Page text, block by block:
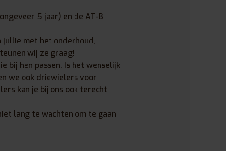
5 jaar) en de AT-B
met het onderhoud,
wij ze graag!
bij hen passen. Is het wenselijk
we ook driewielers voor
kan je bij ons ook terecht
lang te wachten om te gaan